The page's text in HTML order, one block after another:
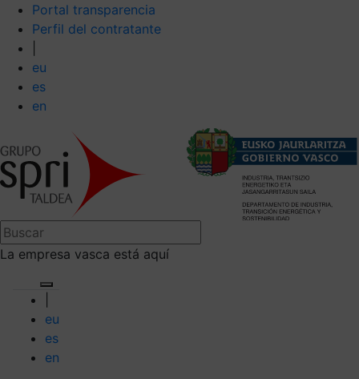
Portal transparencia
Perfil del contratante
eu
es
en
La empresa vasca está aquí
eu
es
en